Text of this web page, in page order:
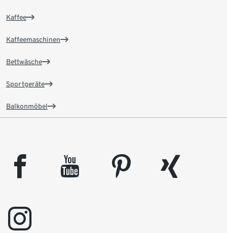
Kaffee
Kaffeemaschinen
Bettwäsche
Sportgeräte
Balkonmöbel
facebook youtube pinterest
xing
instagram